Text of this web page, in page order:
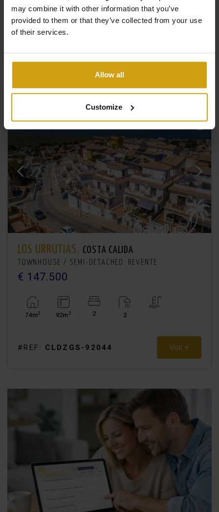
may combine it with other information that you’ve
provided to them or that they’ve collected from your use
of their services.
Allow all
Customize
96m2 3
LOS URRUTIAS. COSTA CALIDA
TOWNHOUSE / SEMI-DETACHED. REVENTE
€ 147.500
74m2 92m2 2 2
#REF: CLDZGS-92044 Voir +